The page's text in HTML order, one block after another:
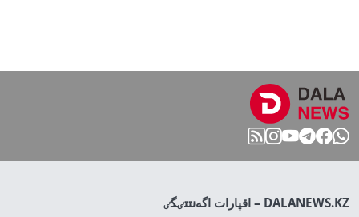
DALANEWS.KZ – اقپارات اگەنتتٸگٸ